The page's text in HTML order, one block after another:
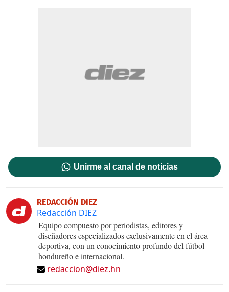
Unirme al canal de noticias
REDACCIÓN DIEZ
Redacción DIEZ
Equipo compuesto por periodistas, editores y
diseñadores especializados exclusivamente en el área
deportiva, con un conocimiento profundo del fútbol
hondureño e internacional.
redaccion@diez.hn